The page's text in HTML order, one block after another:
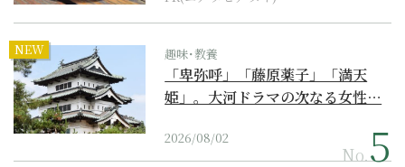
NEW 趣味･教養
「卑弥呼」「藤原薬子」「満天
姫」。大河ドラマの次なる女性…
2026/08/02
No.